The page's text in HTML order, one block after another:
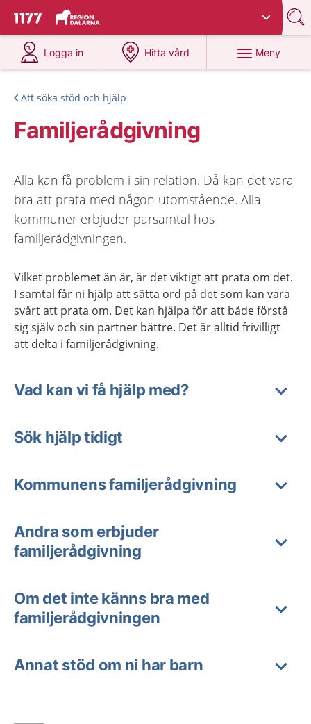
Till startsidan för 1177
Du har valt region
Logga in
på 1177.se
Hitta vård
på 1177.se
Meny
Att söka stöd och hjälp
Familjerådgivning
Alla kan få problem i sin relation. Då kan det vara
bra att prata med någon utomstående. Alla
kommuner erbjuder parsamtal hos
familjerådgivningen.
Vilket problemet än är, är det viktigt att prata om det.
I samtal får ni hjälp att sätta ord på det som kan vara
svårt att prata om. Det kan hjälpa för att både förstå
sig själv och sin partner bättre. Det är alltid frivilligt
att delta i familjerådgivning.
Vad kan vi få hjälp med?
Sök hjälp tidigt
Kommunens familjerådgivning
Andra som erbjuder
familjerådgivning
Om det inte känns bra med
familjerådgivningen
Annat stöd om ni har barn